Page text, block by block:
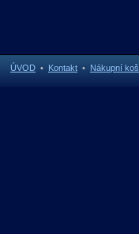
ÚVOD • Kontakt • Nákupní koš